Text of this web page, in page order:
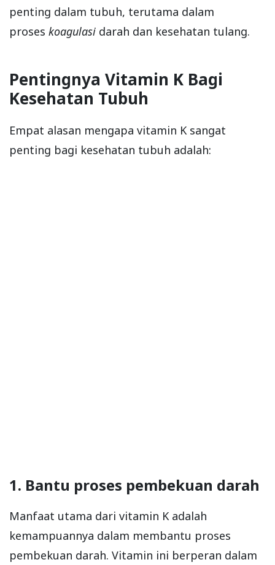
penting dalam tubuh, terutama dalam
proses koagulasi darah dan kesehatan tulang.
Pentingnya Vitamin K Bagi
Kesehatan Tubuh
Empat alasan mengapa vitamin K sangat
penting bagi kesehatan tubuh adalah:
1. Bantu proses pembekuan darah
Manfaat utama dari vitamin K adalah
kemampuannya dalam membantu proses
pembekuan darah. Vitamin ini berperan dalam